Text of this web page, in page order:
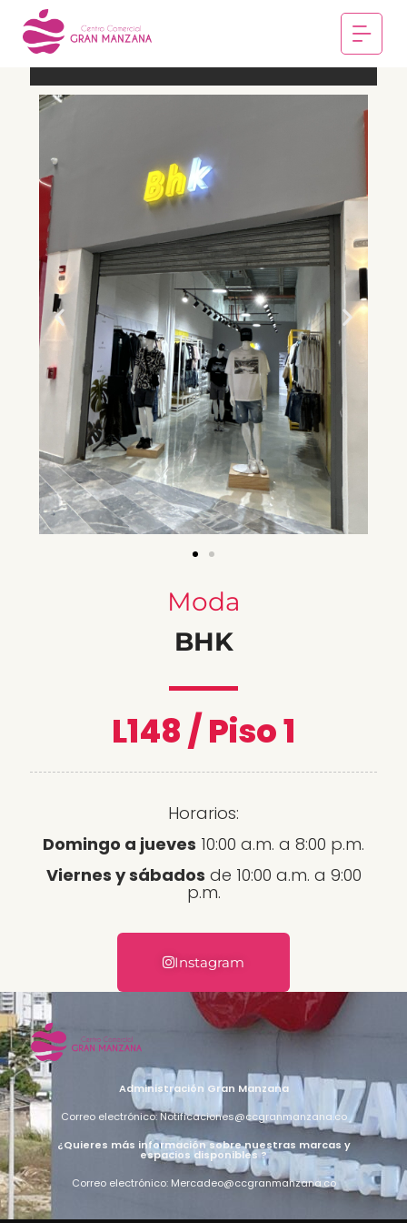
Moda
BHK
L148 / Piso 1
Horarios:
Domingo a jueves 10:00 a.m. a 8:00 p.m.
Viernes y sábados de 10:00 a.m. a 9:00
p.m.
Instagram
Administración Gran Manzana
Correo electrónico: Notificaciones@ccgranmanzana.co
¿Quieres más información sobre nuestras marcas y
espacios disponibles ?
Correo electrónico: Mercadeo@ccgranmanzana.co